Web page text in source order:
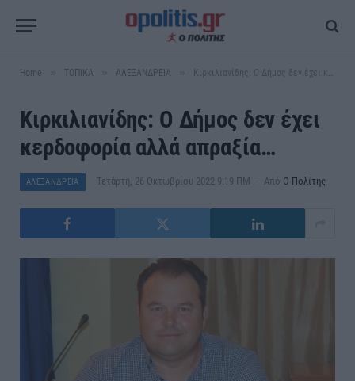
Home ΤΟΠΙΚΑ ΑΛΕΞΑΝΔΡΕΙΑ Κιρκιλιανίδης: Ο Δήμος δεν έχει κερδοφορία αλλά απραξία…
Κιρκιλιανίδης: Ο Δήμος δεν έχει
κερδοφορία αλλά απραξία…
ΑΛΕΞΑΝΔΡΕΙΑ Τετάρτη, 26 Οκτωβρίου 2022 9:19 ΠΜ Από Ο Πολίτης